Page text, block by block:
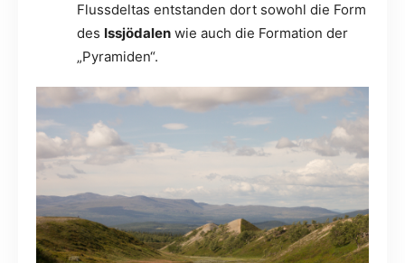
Flussdeltas entstanden dort sowohl die Form
des Issjödalen wie auch die Formation der
„Pyramiden“.